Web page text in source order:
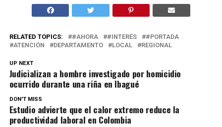
RELATED TOPICS: #AHORA #INTERÉS
#PORTADA
ATENCIÓN
DEPARTAMENTO LOCAL REGIONAL
UP NEXT
Judicializan a hombre investigado por homicidio
ocurrido durante una riña en Ibagué
DON'T MISS
Estudio advierte que el calor extremo reduce la
productividad laboral en Colombia